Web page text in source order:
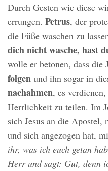
Durch Gesten wie diese
errungen. Petrus, der
die Füße waschen zu
dich nicht wasche, hast
wolle er betonen, dass die
folgen und ihn sogar in
nachahmen, es
Herrlichkeit zu teilen. Im
sich Jesus an die Apostel,
und sich angezogen hat,
ihr, was ich euch getan
Herr und sagt: Gut, denn